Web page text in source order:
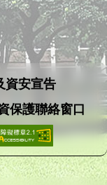
資安宣告
保護聯絡窗口